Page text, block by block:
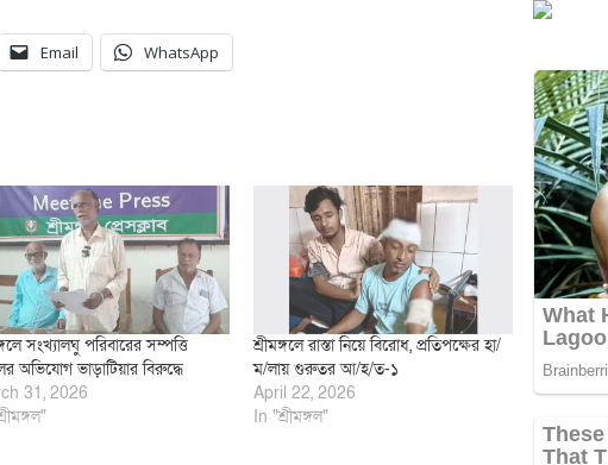
Email WhatsApp
সংখ্যালঘু পরিবারের সম্পত্তি
অভিযোগ ভাড়াটিয়ার বিরুদ্ধে
31, 2026
শ্রীমঙ্গলে রাস্তা নিয়ে বিরোধ, প্রতিপক্ষের হা/
ম/লায় গুরুতর আ/হ/ত-১
April 22, 2026
In "শ্রীমঙ্গল"